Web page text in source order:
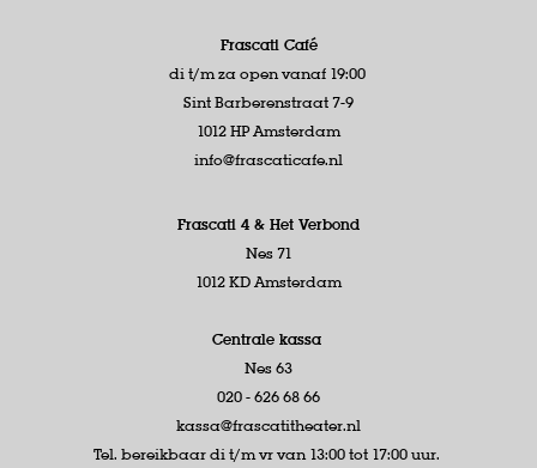
Frascati Café
di t/m za open vanaf 19:00
Sint Barberenstraat 7-9
1012 HP Amsterdam
info@frascaticafe.nl
Frascati 4 & Het Verbond
Nes 71
1012 KD Amsterdam
Centrale kassa
Nes 63
020 - 626 68 66
kassa@frascatitheater.nl
Tel. bereikbaar di t/m vr van 13:00 tot 17:00 uur.